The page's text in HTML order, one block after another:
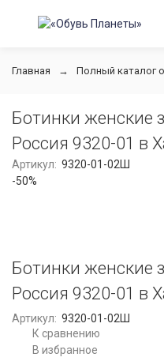
Главная Полный каталог
Ботинки женские
Россия 9320-01 в
Артикул: 9320-01-02Ш
-50%
Ботинки женские
Россия 9320-01 в
Артикул: 9320-01-02Ш
К сравнению
В избранное